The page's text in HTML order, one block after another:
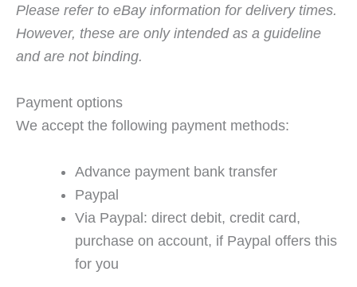
Please refer to eBay information for delivery times.
However, these are only intended as a guideline
and are not binding.
Payment options
We accept the following payment methods:
Advance payment bank transfer
Paypal
Via Paypal: direct debit, credit card,
purchase on account, if Paypal offers this
for you